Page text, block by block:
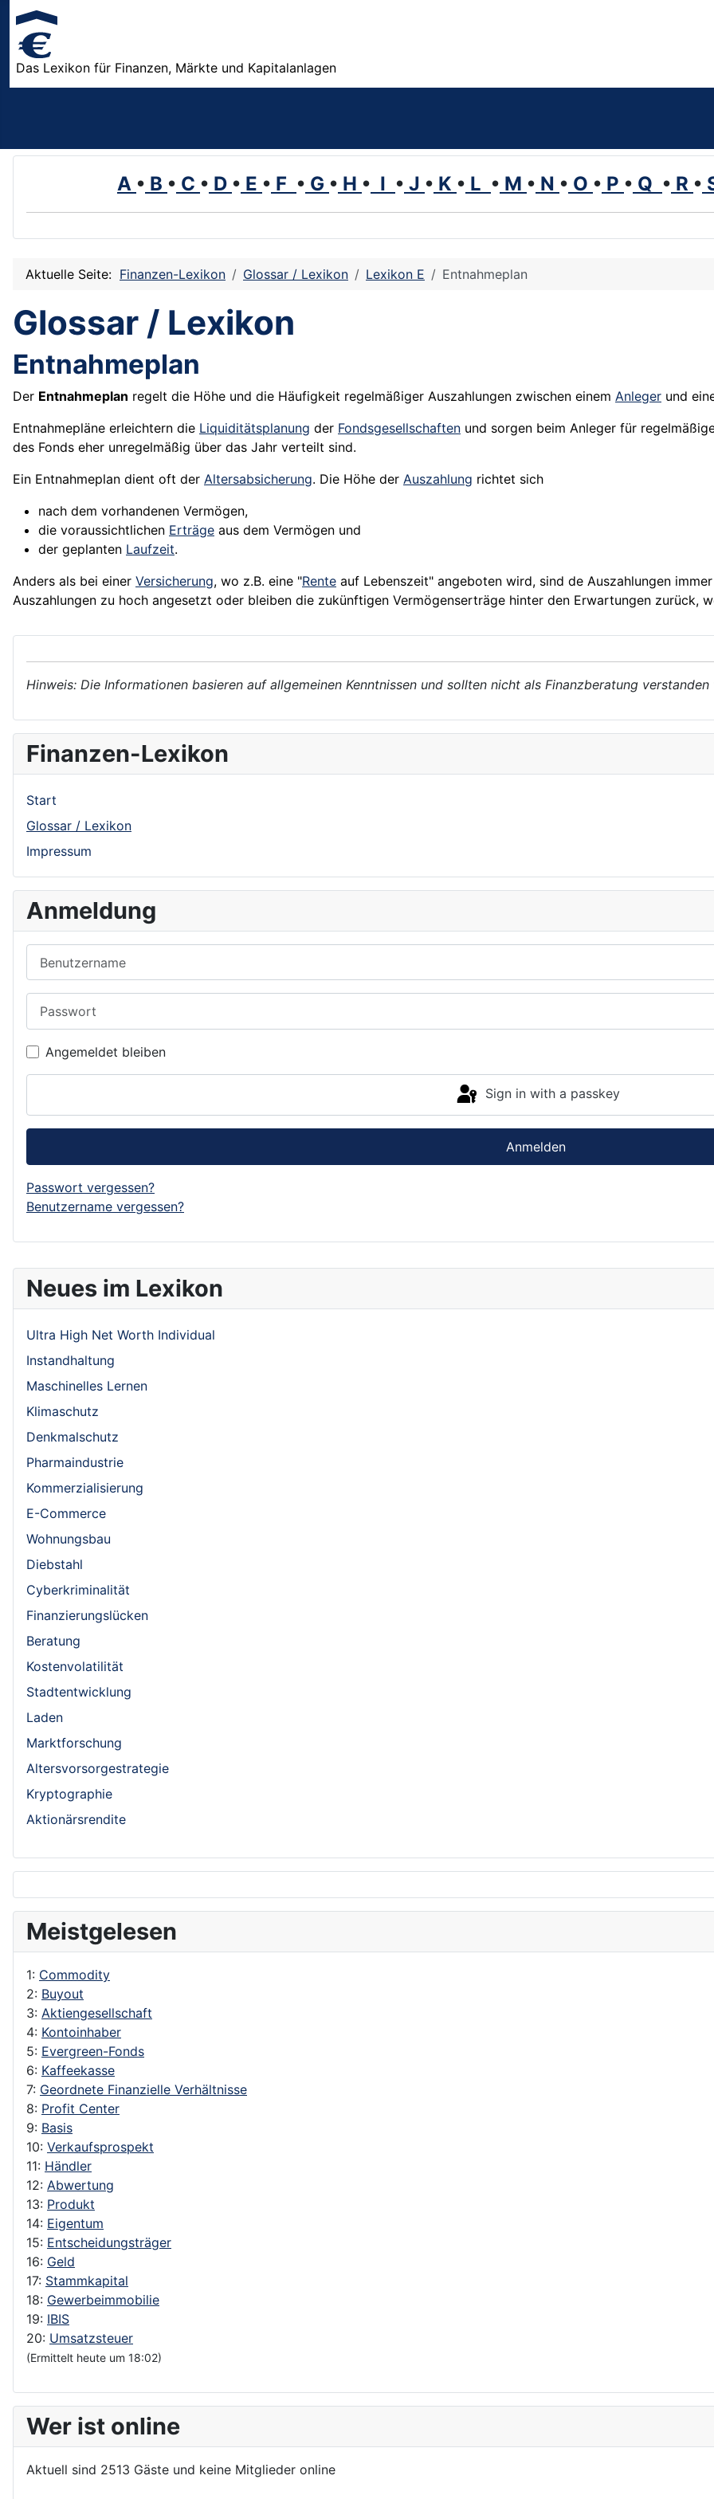
Das Lexikon für Finanzen, Märkte und Kapitalanlagen
A • B • C • D • E • F • G • H • I • J • K • L • M • N • O • P • Q • R •
Neues im Lexikon
Ultra High Net Worth Individual
Instandhaltung
Maschinelles Lernen
Klimaschutz
Denkmalschutz
Pharmaindustrie
Kommerzialisierung
E-Commerce
Wohnungsbau
Diebstahl
Cyberkriminalität
Finanzierungslücken
Beratung
Kostenvolatilität
Stadtentwicklung
Laden
Marktforschung
Altersvorsorgestrategie
Kryptographie
Aktionärsrendite
Meistgelesen
1: Commodity
2: Buyout
3: Aktiengesellschaft
4: Kontoinhaber
5: Evergreen-Fonds
6: Kaffeekasse
7: Geordnete Finanzielle Verhältnisse
8: Profit Center
9: Basis
10: Verkaufsprospekt
11: Händler
12: Abwertung
13: Produkt
14: Eigentum
15: Entscheidungsträger
16: Geld
17: Stammkapital
18: Gewerbeimmobilie
19: IBIS
20: Umsatzsteuer
(Ermittelt heute um 18:02)
Wer ist online
Aktuell sind 2513 Gäste und keine Mitglieder online
Aktuelle Seite: Finanzen-Lexikon Glossar / Lexikon Lexikon E Entnahmeplan
Glossar / Lexikon
Entnahmeplan
Der Entnahmeplan regelt die Höhe und die Häufigkeit regelmäßiger Auszahlungen zwischen einem Anleger und
Entnahmepläne erleichtern die Liquiditätsplanung der Fondsgesellschaften und sorgen beim Anleger für
des Fonds eher unregelmäßig über das Jahr verteilt sind.
Ein Entnahmeplan dient oft der Altersabsicherung. Die Höhe der Auszahlung richtet sich
nach dem vorhandenen Vermögen,
die voraussichtlichen Erträge aus dem Vermögen und
der geplanten Laufzeit.
Anders als bei einer Versicherung, wo z.B. eine "Rente auf Lebenszeit" angeboten wird, sind de Auszahlungen
Auszahlungen zu hoch angesetzt oder bleiben die zukünftigen Vermögenserträge hinter den Erwartungen zurück,
Hinweis: Die Informationen basieren auf allgemeinen Kenntnissen und sollten nicht als Finanzberatung verstanden
Finanzen-Lexikon
Start
Glossar / Lexikon
Impressum
Anmeldung
Angemeldet bleiben
Sign in with a passkey
Anmelden
Passwort vergessen?
Benutzername vergessen?